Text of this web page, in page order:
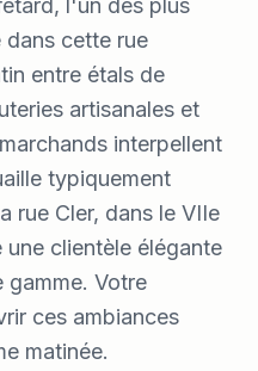
dans cette rue
entre étals de
artisanales et
interpellent
typiquement
rue Cler, dans le VIIe
clientèle élégante
gamme. Votre
ces ambiances
matinée.